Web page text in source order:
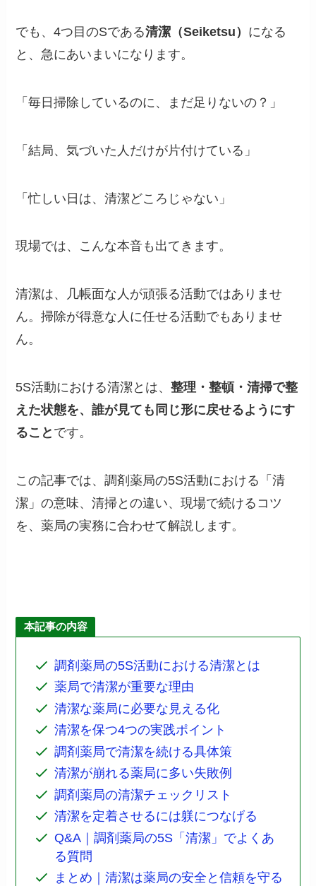
でも、4つ目のSである清潔（Seiketsu） になる
と、急にあいまいになります。
「毎日掃除しているのに、まだ足りないの？」
「結局、気づいた人だけが片付けている」
「忙しい日は、清潔どころじゃない」
現場では、こんな本音も出てきます。
清潔は、几帳面な人が頑張る活動ではありませ
ん。掃除が得意な人に任せる活動でもありませ
ん。
5S活動における清潔とは、整理・整頓・清掃で整
えた状態を、誰が見ても同じ形に戻せるようにす
ること です。
この記事では、調剤薬局の5S活動における「清
潔」の意味、清掃との違い、現場で続けるコツ
を、薬局の実務に合わせて解説します。
本記事の内容
調剤薬局の5S活動における清潔とは
薬局で清潔が重要な理由
清潔な薬局に必要な見える化
清潔を保つ4つの実践ポイント
調剤薬局で清潔を続ける具体策
清潔が崩れる薬局に多い失敗例
調剤薬局の清潔チェックリスト
清潔を定着させるには躾につなげる
Q&A｜調剤薬局の5S「清潔」でよくあ
る質問
まとめ｜清潔は薬局の安全と信頼を守る